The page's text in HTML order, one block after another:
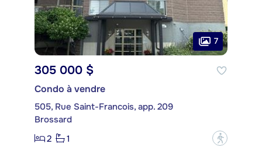
7
305 000 $
Condo à vendre
505, Rue Saint-Francois, app. 209
Brossard
2
1 ?